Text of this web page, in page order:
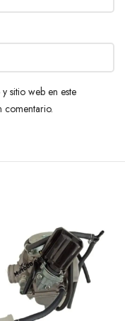
sitio web en este
comentario.